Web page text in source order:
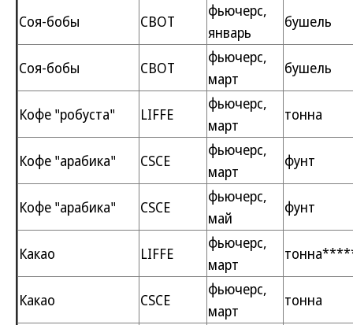
Соя-бобы CBOT
фьючерс,
январь
бушель
Соя-бобы CBOT
фьючерс,
март
бушель
Кофе "робуста" LIFFE
фьючерс,
март
тонна
Кофе "арабика" CSCE
фьючерс,
март
фунт
Кофе "арабика" CSCE
фьючерс,
май
фунт
Какао LIFFE
фьючерс,
март
Какао CSCE
фьючерс,
март
тонна